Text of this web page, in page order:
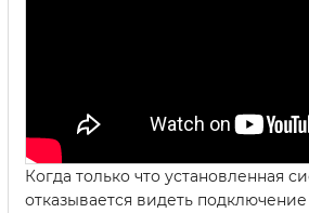
Когда только что установленная
отказывается видеть